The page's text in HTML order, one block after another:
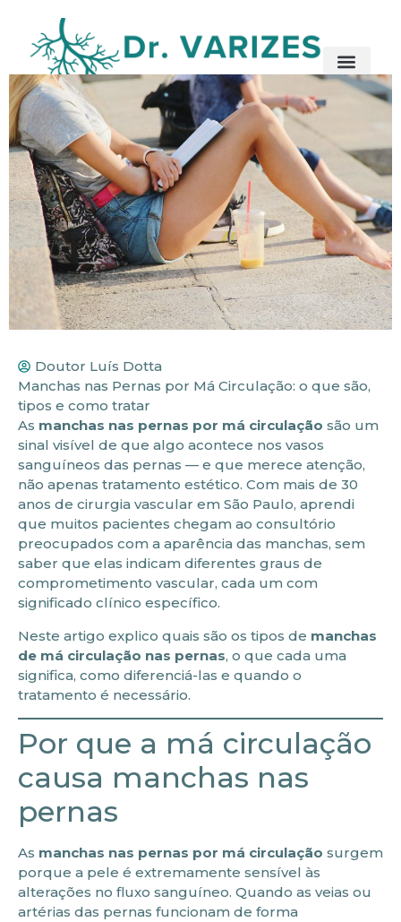
Doutor Luís Dotta
Manchas nas Pernas por Má Circulação: o que são,
tipos e como tratar
As manchas nas pernas por má circulação são um
sinal visível de que algo acontece nos vasos
sanguíneos das pernas — e que merece atenção,
não apenas tratamento estético. Com mais de 30
anos de cirurgia vascular em São Paulo, aprendi
que muitos pacientes chegam ao consultório
preocupados com a aparência das manchas, sem
saber que elas indicam diferentes graus de
comprometimento vascular, cada um com
significado clínico específico.
Neste artigo explico quais são os tipos de manchas
de má circulação nas pernas, o que cada uma
significa, como diferenciá-las e quando o
tratamento é necessário.
Por que a má circulação
causa manchas nas
pernas
As manchas nas pernas por má circulação surgem
porque a pele é extremamente sensível às
alterações no fluxo sanguíneo. Quando as veias ou
artérias das pernas funcionam de forma